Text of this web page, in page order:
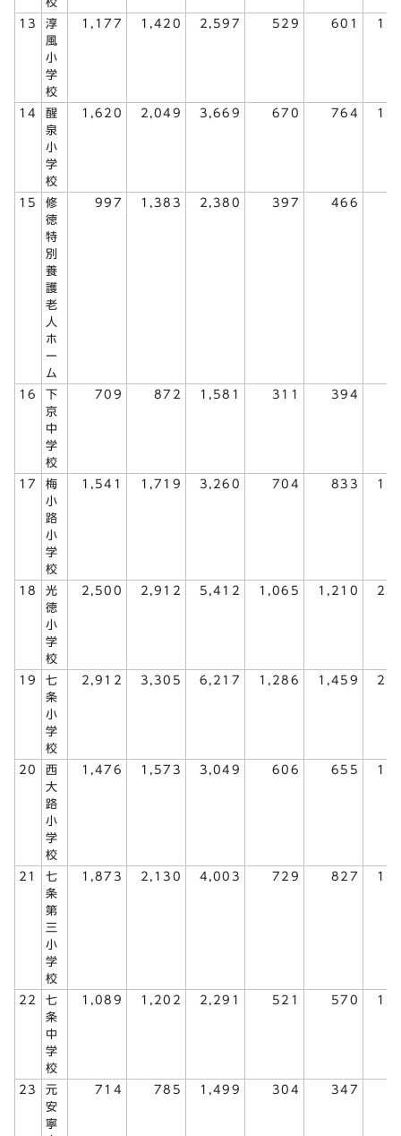
13
淳
風
小
学
校
1,177 1,420 2,597 529 601
14
醒
泉
小
学
校
1,620 2,049 3,669 670 764
15
修
徳
特
別
養
護
老
人
ホ
ー
ム
997 1,383 2,380 397 466
16
下
京
中
学
校
709 872 1,581 311 394
17
梅
小
路
小
学
校
1,541 1,719 3,260 704 833
18
光
徳
小
学
校
2,500 2,912 5,412 1,065 1,210
19
七
条
小
学
校
2,912 3,305 6,217 1,286 1,459
20
西
大
路
小
学
校
1,476 1,573 3,049 606 655
21
七
条
第
三
小
学
校
1,873 2,130 4,003 729 827
22
七
条
中
学
校
1,089 1,202 2,291 521 570
23
元
安
寧
714 785 1,499 304 347